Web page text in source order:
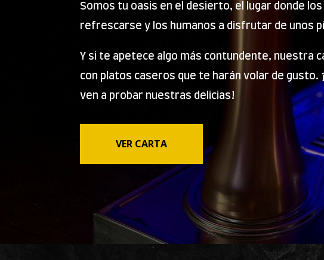
Somos tu oasis en el desierto, el lugar donde
refrescarse y los humanos a disfrutar de unos
Y si te apetece algo más contundente, nuestra
con platos caseros que te harán volar de gusto.
ven a probar nuestras delicias!
VER CARTA